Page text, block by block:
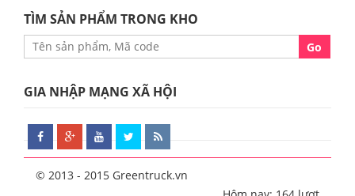
TÌM SẢN PHẨM TRONG KHO
GIA NHẬP MẠNG XÃ HỘI
© 2013 - 2015 Greentruck.vn